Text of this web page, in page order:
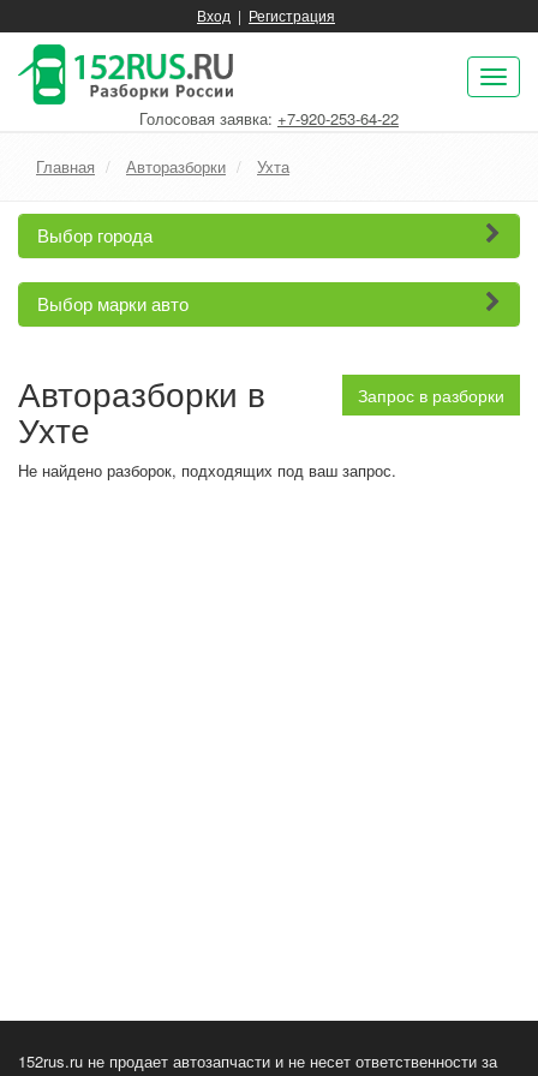
Вход | Регистрация
Голосовая заявка: +7-920-253-64-22
Главная Авторазборки Ухта
Выбор города
Выбор марки авто
Запрос в разборки
Авторазборки в
Ухте
Не найдено разборок, подходящих под ваш запрос.
152rus.ru не продает автозапчасти и не несет ответственности за